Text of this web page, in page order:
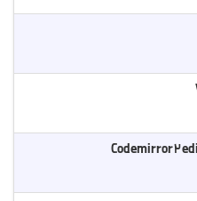
Codemirror 2